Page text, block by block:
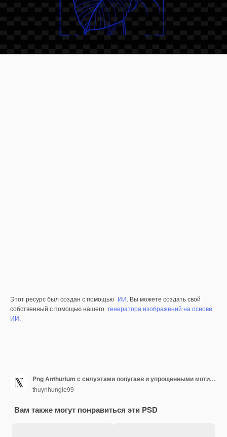
Этот ресурс был создан с помощью ИИ. Вы можете создать свой
собственный с помощью нашего генератора изображений на основе
ИИ.
Png Anthurium с силуэтами попугаев и упрощенными мотивами с контурными животными и тропическими листьями
thuynhungle99
Вам также могут понравиться эти PSD